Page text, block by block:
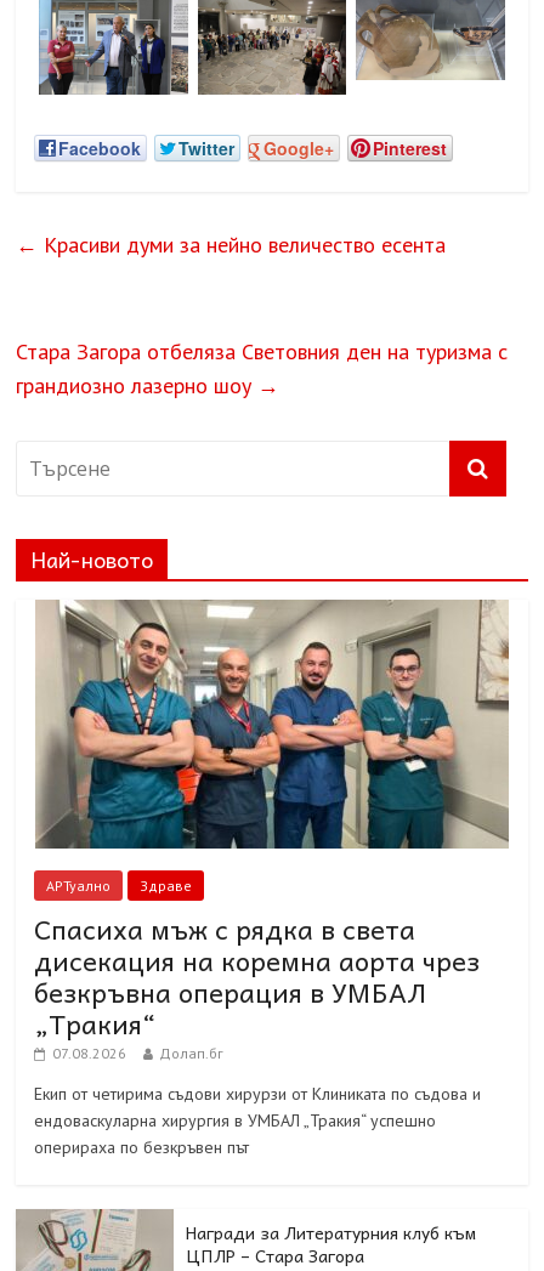
Facebook Twitter Google+ Pinterest
← Красиви думи за нейно величество есента
Стара Загора отбеляза Световния ден на туризма с
грандиозно лазерно шоу →
Най-новото
АРТуално Здраве
Спасиха мъж с рядка в света
дисекация на коремна аорта чрез
безкръвна операция в УМБАЛ
„Тракия“
07.08.2026 Долап.бг
Екип от четирима съдови хирурзи от Клиниката по съдова и
ендоваскуларна хирургия в УМБАЛ „Тракия“ успешно
оперираха по безкръвен път
Награди за Литературния клуб към
ЦПЛР – Стара Загора